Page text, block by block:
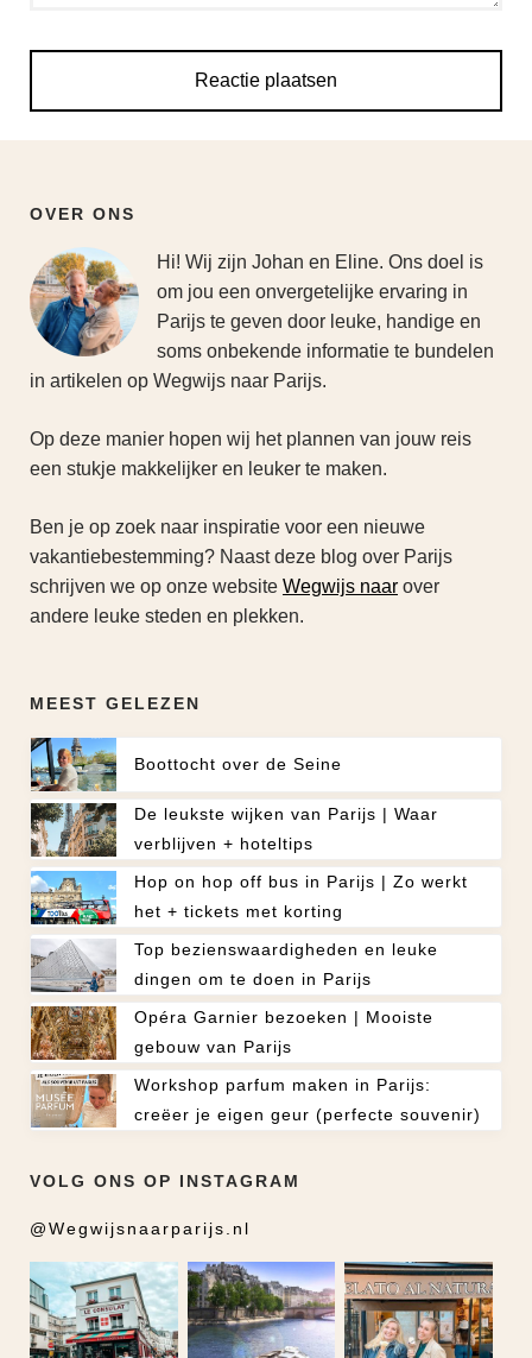
OVER ONS
Hi! Wij zijn Johan en Eline. Ons doel is
om jou een onvergetelijke ervaring in
Parijs te geven door leuke, handige en
soms onbekende informatie te bundelen
in artikelen op Wegwijs naar Parijs.
Op deze manier hopen wij het plannen van jouw reis
een stukje makkelijker en leuker te maken.
Ben je op zoek naar inspiratie voor een nieuwe
vakantiebestemming? Naast deze blog over Parijs
schrijven we op onze website Wegwijs naar over
andere leuke steden en plekken.
MEEST GELEZEN
Boottocht over de Seine
De leukste wijken van Parijs | Waar
verblijven + hoteltips
Hop on hop off bus in Parijs | Zo werkt
het + tickets met korting
Top bezienswaardigheden en leuke
dingen om te doen in Parijs
Opéra Garnier bezoeken | Mooiste
gebouw van Parijs
Workshop parfum maken in Parijs:
creëer je eigen geur (perfecte souvenir)
VOLG ONS OP INSTAGRAM
@Wegwijsnaarparijs.nl